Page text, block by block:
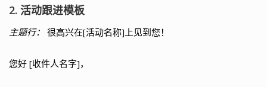
2. 活动跟进模板
主题行： 很高兴在[活动名称]上见到您！
您好 [收件人名字]，